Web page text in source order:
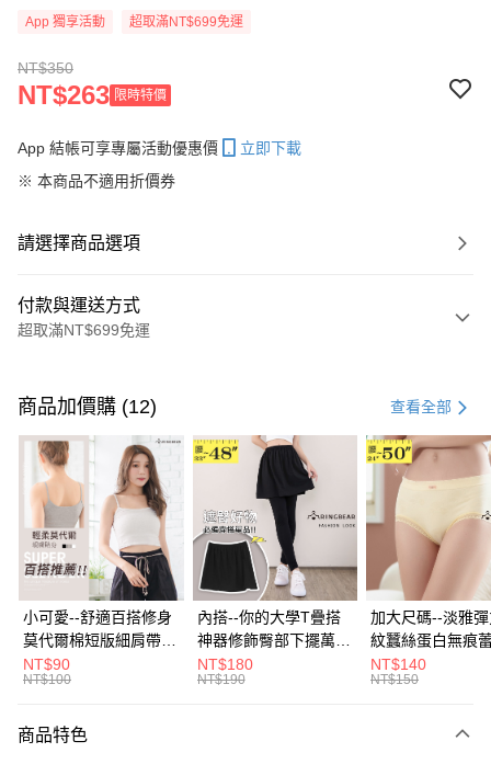
App 獨享活動 超取滿NT$699免運
NT$350
NT$263 限時特價
App 結帳可享專屬活動優惠價
立即下載
※ 本商品不適用折價券
請選擇商品選項
付款與運送方式
超取滿NT$699免運
信用卡一次付款
超商取貨付款
LINE Pay
Apple Pay
街口支付
悠遊付
Google Pay
全盈+PAY
大哥付你分期
商品加價購 (12) 查看全部
小可愛--舒適百搭修身
莫代爾棉短版細肩帶素
色背心(白.黑.灰L-2L)-
U582眼圈熊中大尺碼
NT$90
NT$100
內搭--你的大學T疊搭
神器修飾臀部下擺萬用
內搭裙/遮臀裙(黑2L-
6L)-Q155眼圈熊中大
NT$180
NT$190
加大尺碼--淡雅
紋蠶絲蛋白無痕
角內褲(白.粉.藍.
3L)-L28眼圈熊中
NT$140
NT$150
商品特色